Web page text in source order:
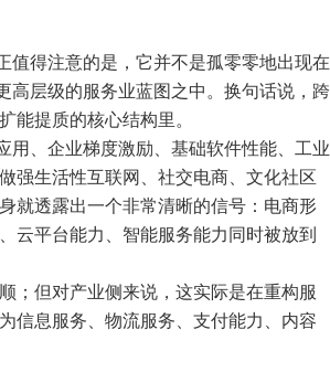
值得注意的是，它并不是孤零零地出现在
高层级的服务业蓝图之中。换句话说，跨
能提质的核心结构里。
用、企业梯度激励、基础软件性能、工业
强生活性互联网、社交电商、文化社区
就透露出一个非常清晰的信号：电商形
云平台能力、智能服务能力同时被放到
；但对产业侧来说，这实际是在重构服
信息服务、物流服务、支付能力、内容